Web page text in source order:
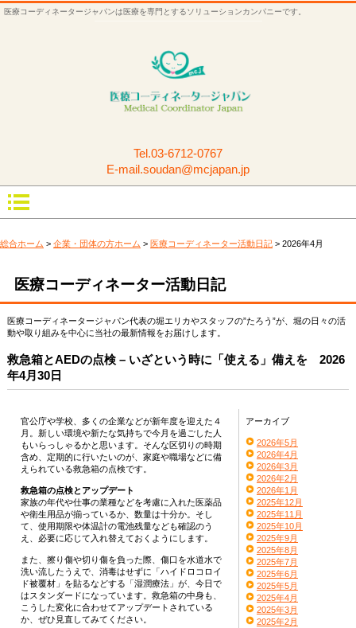
医療コーディネータージャパンは医療を専門とするソリューションカンパニーです。
Tel.03-6712-0767
E-mail.soudan@mcjapan.jp
総合ホーム > 企業・団体の方ホーム > 医療コーディネーター活動日記 > 2026年4月
医療コーディネーター活動日記
医療コーディネータージャパン代表の堀エリカやスタッフの”たろう”が、堀の日々の活
動や取り組みを中心に当社の最新情報をお届けします。
救急箱とAEDの点検 – いざという時に「使える」備えを 2026
年4月30日
官公庁や学校、多くの企業などが新年度を迎えた４
月。新しい環境や新たな気持ちで今月を過ごした人
もいらっしゃるかと思います。そんな区切りの時期
含め、定期的に行いたいのが、家庭や職場などに備
えられている救急箱の点検です。
救急箱の点検とアップデート
家族の年代や仕事の業種などを考慮に入れた医薬品
や衛生用品が揃っているか、数量は十分か。そし
て、使用期限や体温計の電池残量なども確認のう
え、必要に応じて入れ替えておくようにします。
また、擦り傷や切り傷を負った際、傷口を水道水で
洗い流したうえで、消毒はせずに「ハイドロコロイ
ド被覆材」を貼るなどする「湿潤療法」が、今日で
はスタンダードになっています。救急箱の中身も、
こうした変化に合わせてアップデートされている
か、ぜひ見直してみてください。
アーカイブ
2026年5月
2026年4月
2026年3月
2026年2月
2026年1月
2025年12月
2025年11月
2025年10月
2025年9月
2025年8月
2025年7月
2025年6月
2025年5月
2025年4月
2025年3月
2025年2月